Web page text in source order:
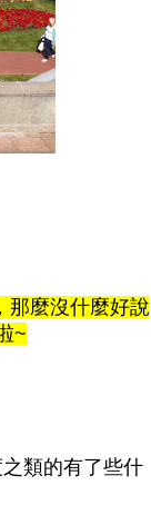
那麼沒什麼好說
~
類的有了些什